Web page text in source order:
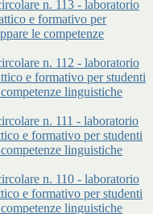
n. 113 - laboratorio
e formativo per
le competenze
n. 112 - laboratorio
e formativo per studenti
linguistiche
n. 111 - laboratorio
e formativo per studenti
linguistiche
n. 110 - laboratorio
e formativo per studenti
linguistiche